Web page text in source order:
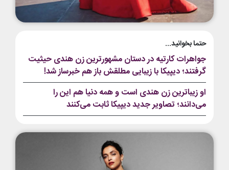
حتما بخوانید...
جواهرات کارتیه در دستان مشهورترین زن هندی حیثیت
گرفتند؛ دیپیکا با زیبایی مطلقش باز هم خبرساز شد!
او زیباترین زن هندی است و همه دنیا هم این را
می‌دانند؛ تصاویر جدید دیپیکا ثابت می‌کنند